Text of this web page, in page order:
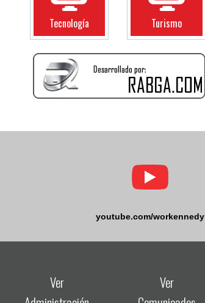
Tecnología Turismo
youtube.com/workennedy
Ver
Ver